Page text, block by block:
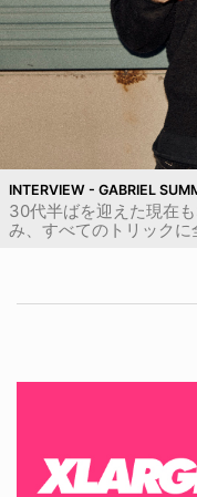
INTERVIEW - GABRIEL
30代半ばを迎えた現在
み、すべてのトリックに